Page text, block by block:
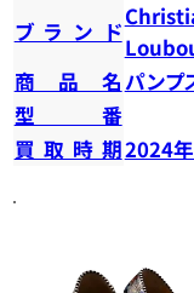
ブランド
商品名パンプ
型番
買取時期2024